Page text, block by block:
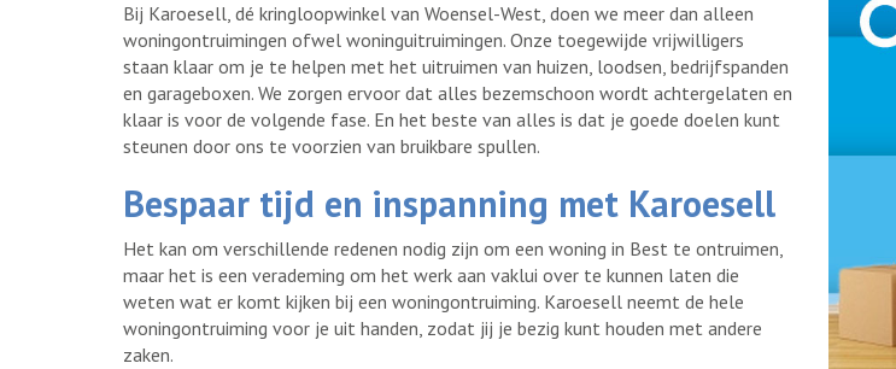
Bij Karoesell, dé kringloopwinkel van Woensel-West, doen we meer dan alleen
woningontruimingen ofwel woninguitruimingen. Onze toegewijde vrijwilligers
staan klaar om je te helpen met het uitruimen van huizen, loodsen, bedrijfspanden
en garageboxen. We zorgen ervoor dat alles bezemschoon wordt achtergelaten en
klaar is voor de volgende fase. En het beste van alles is dat je goede doelen kunt
steunen door ons te voorzien van bruikbare spullen.
Bespaar tijd en inspanning met Karoesell
Het kan om verschillende redenen nodig zijn om een woning in Best te ontruimen,
maar het is een verademing om het werk aan vaklui over te kunnen laten die
weten wat er komt kijken bij een woningontruiming. Karoesell neemt de hele
woningontruiming voor je uit handen, zodat jij je bezig kunt houden met andere
zaken.